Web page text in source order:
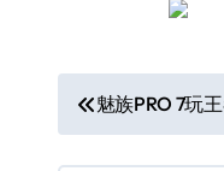
文
章
魅族PRO 7玩